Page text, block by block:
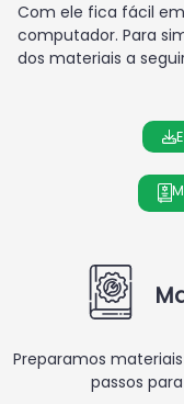
Com ele fica fácil
computador. Para
dos materiais a
Preparamos
passos